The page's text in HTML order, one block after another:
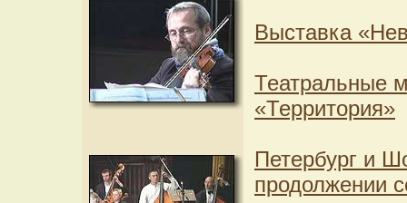
Выставка
Театральные
«Территория»
Петербург и
продолжении